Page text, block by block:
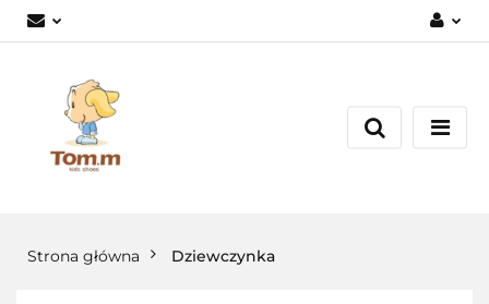
Załóż konto
Dodaj zgłoszenie
Strona główna Dziewczynka